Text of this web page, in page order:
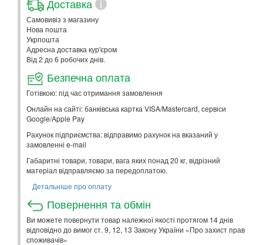
Доставка i
Самовивіз з магазину
Нова пошта
Укрпошта
Адресна доставка кур'єром
Від 2 до 6 робочих днів.
Безпечна оплата
Готівкою: під час отримання замовлення
Онлайн на сайті: банківська картка VISA/Mastercard, сервіси
Google/Apple Pay
Рахунок підприємства: відправимо рахунок на вказаний у
замовленні e-mail
Габаритні товари, товари, вага яких понад 20 кг, відрізний
матеріал відправляємо за передоплатою.
Детальніше про оплату
Повернення та обмін
Ви можете повернути товар належної якості протягом 14 днів
відповідно до вимог ст. 9, 12, 13 Закону України «Про захист прав
споживачів»